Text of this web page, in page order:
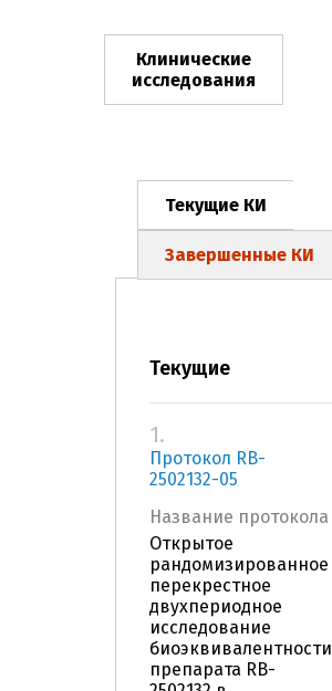
Клинические
исследования
Текущие КИ
Завершенные КИ
Текущие
1.
Протокол RB-
2502132-05
Название протокола
Открытое
рандомизированное
перекрестное
двухпериодное
исследование
биоэквивалентности
препарата RB-